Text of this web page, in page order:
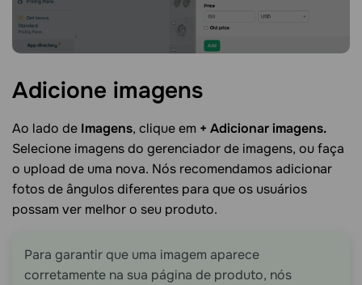
Adicione imagens
Ao lado de Imagens, clique em + Adicionar imagens.
Selecione imagens do gerenciador de imagens, ou faça
o upload de uma nova. Nós recomendamos adicionar
fotos de ângulos diferentes para que os usuários
possam ver melhor o seu produto.
Para garantir que uma imagem aparece
corretamente na sua página de produto, nós